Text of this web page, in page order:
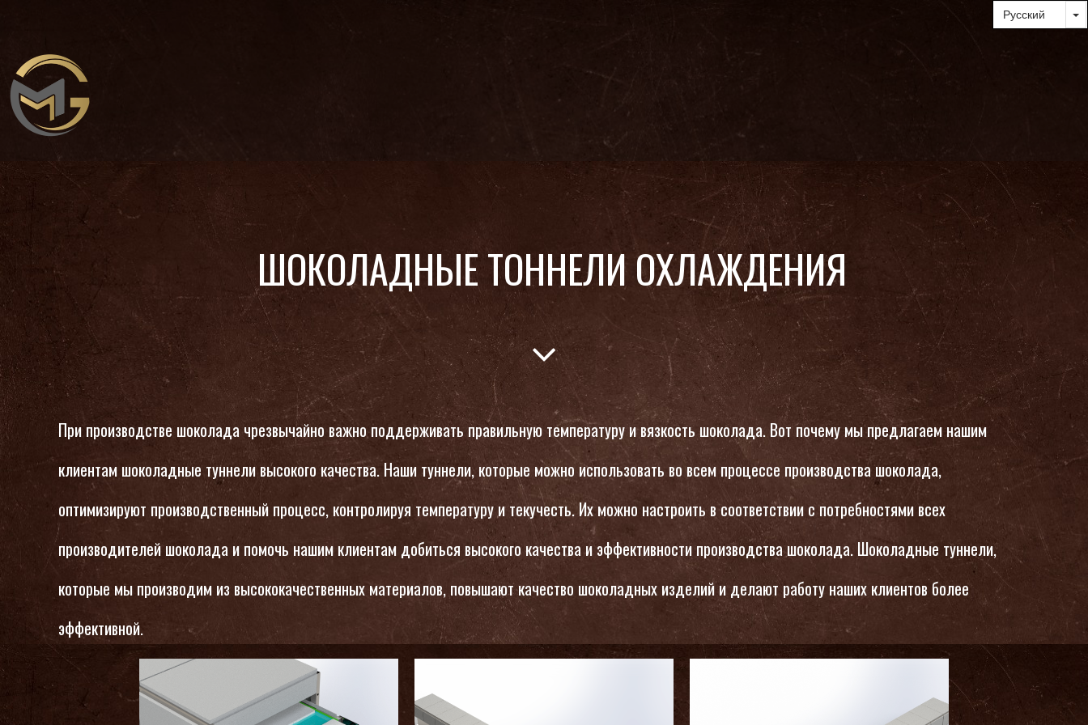
ШОКОЛАДНЫЕ ТОННЕЛИ ОХЛАЖДЕНИЯ

При производстве шоколада чрезвычайно важно поддерживать правильную температуру и вязкость шоколада. Вот почему мы предлагаем нашим
клиентам шоколадные туннели высокого качества. Наши туннели, которые можно использовать во всем процессе производства шоколада,
оптимизируют производственный процесс, контролируя температуру и текучесть. Их можно настроить в соответствии с потребностями всех
производителей шоколада и помочь нашим клиентам добиться высокого качества и эффективности производства шоколада. Шоколадные туннели,
которые мы производим из высококачественных материалов, повышают качество шоколадных изделий и делают работу наших клиентов более
эффективной.